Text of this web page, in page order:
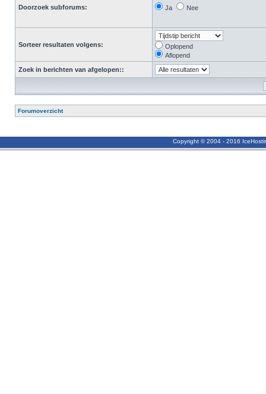
Doorzoek subforums: Ja Nee
Sorteer resultaten volgens:
Oplopend
Aflopend
Zoek in berichten van afgelopen::
Forumoverzicht
Copyright © 2004 - 2016